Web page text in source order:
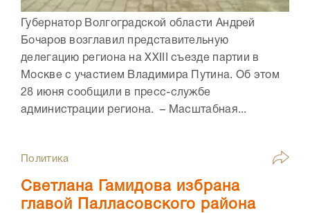
Губернатор Волгоградской области Андрей
Бочаров возглавил представительную
делегацию региона на XXIII съезде партии в
Москве с участием Владимира Путина. Об этом
28 июня сообщили в пресс-службе
администрации региона. – Масштабная...
Политика
Светлана Гамидова избрана
главой Палласовского района